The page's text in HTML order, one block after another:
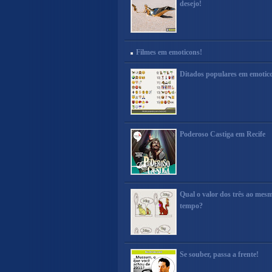
desejo!
Filmes em emoticons!
Ditados populares em
Poderoso Castiga em Recife
Qual o valor dos três ao
tempo?
Se souber, passa a frente!